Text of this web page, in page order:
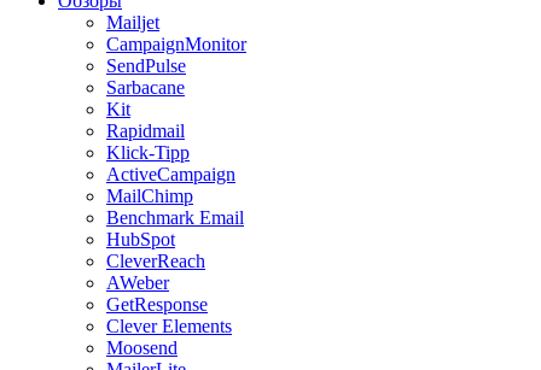
Mailjet
CampaignMonitor
SendPulse
Sarbacane
Kit
Rapidmail
Klick-Tipp
ActiveCampaign
MailChimp
Benchmark Email
HubSpot
CleverReach
AWeber
GetResponse
Clever Elements
Moosend